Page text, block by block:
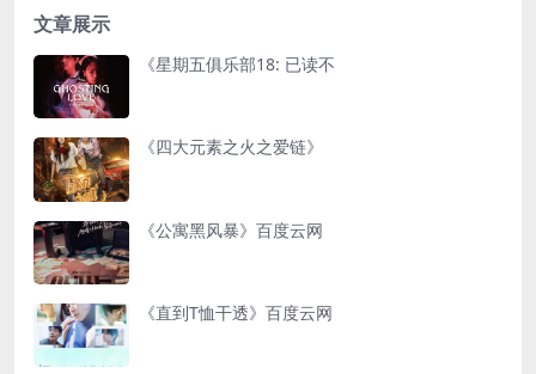
文章展示
《星期五俱乐部18: 已读不
《四大元素之火之爱链》
《公寓黑风暴》百度云网
《直到T恤干透》百度云网